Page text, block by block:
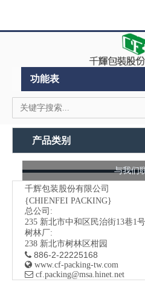
功能表
产品类别
与我们
千辉包装股份有限公司
{CHIENFEI PACKING}
总公司:
235 新北市中和区民治街13巷1号
树林厂:
238 新北市树林区柑园
 886-2-22225168
 www.cf-packing-tw.com
 ​ cf.packing@msa.hinet.net